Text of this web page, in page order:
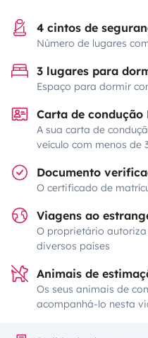
4 cintos de
Número de lugares
3 lugares para
Espaço para dormir
Carta de condução
A sua carta de
veículo com menos de
Documento
O certificado de
Viagens ao
O proprietário autoriza
diversos países
Animais de
Os seus animais de
acompanhá-lo nesta